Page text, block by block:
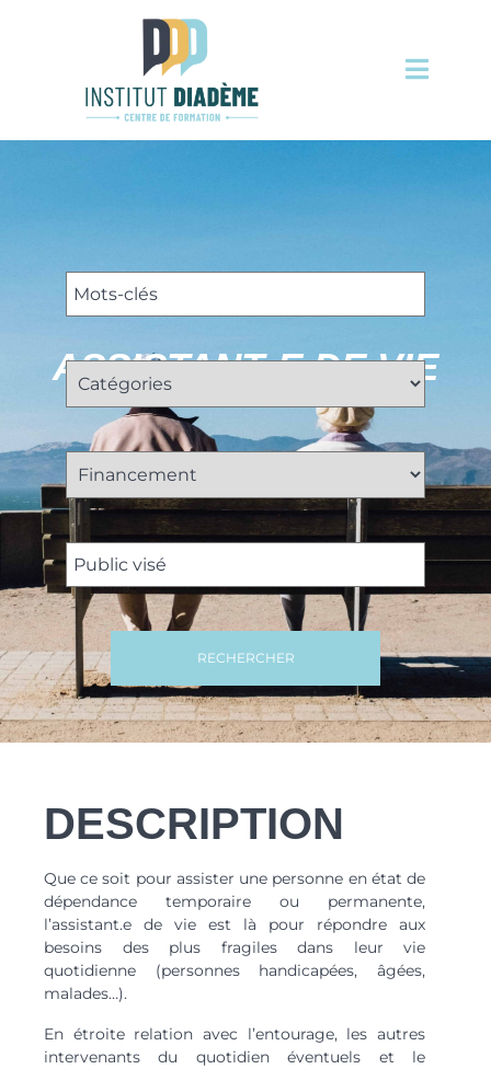
ASSISTANT·E DE VIE
RECHERCHER
DESCRIPTION
Que ce soit pour assister une personne en état de
dépendance temporaire ou permanente,
l’assistant.e de vie est là pour répondre aux
besoins des plus fragiles dans leur vie
quotidienne (personnes handicapées, âgées,
malades…).
En étroite relation avec l’entourage, les autres
intervenants du quotidien éventuels et le